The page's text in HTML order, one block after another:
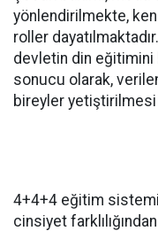
yönlendirilmekte,
roller
devletin din eğitimini
sonucu olarak,
bireyler yetiştirilmesi
4+4+4 eğitim
cinsiyet